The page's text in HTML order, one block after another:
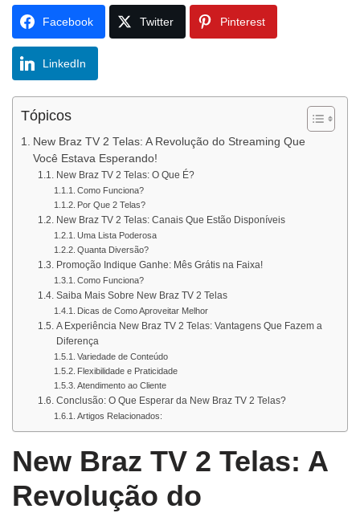
Facebook Twitter Pinterest
LinkedIn
Tópicos
New Braz TV 2 Telas: A Revolução do Streaming Que
Você Estava Esperando!
New Braz TV 2 Telas: O Que É?
Como Funciona?
Por Que 2 Telas?
New Braz TV 2 Telas: Canais Que Estão Disponíveis
Uma Lista Poderosa
Quanta Diversão?
Promoção Indique Ganhe: Mês Grátis na Faixa!
Como Funciona?
Saiba Mais Sobre New Braz TV 2 Telas
Dicas de Como Aproveitar Melhor
A Experiência New Braz TV 2 Telas: Vantagens Que Fazem a
Diferença
Variedade de Conteúdo
Flexibilidade e Praticidade
Atendimento ao Cliente
Conclusão: O Que Esperar da New Braz TV 2 Telas?
Artigos Relacionados:
New Braz TV 2 Telas: A
Revolução do